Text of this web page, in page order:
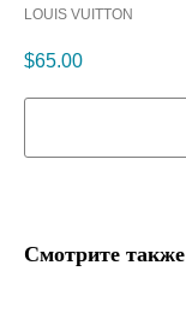
LOUIS VUITTON
$65.00
Смотрите также